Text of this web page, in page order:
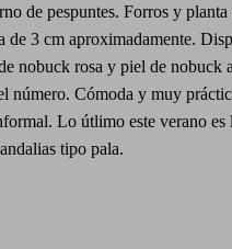
de pespuntes. Forros y planta
de 3 cm aproximadamente.
nobuck rosa y piel de nobuck
número. Cómoda y muy
Lo útlimo este verano es
tipo pala.